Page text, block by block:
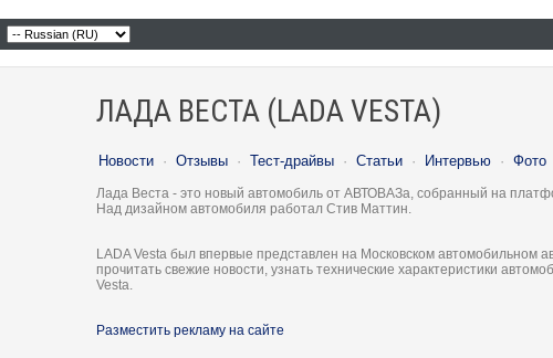
ЛАДА ВЕСТА (LADA VESTA)
Новости · Отзывы · Тест-драйвы · Статьи · Интервью · Фото
Лада Веста - это новый автомобиль от АВТОВАЗа, собранный на
Над дизайном автомобиля работал Стив Маттин.
LADA Vesta был впервые представлен на Московском автомобильном
прочитать свежие новости, узнать технические характеристики
Vesta.
Разместить рекламу на сайте